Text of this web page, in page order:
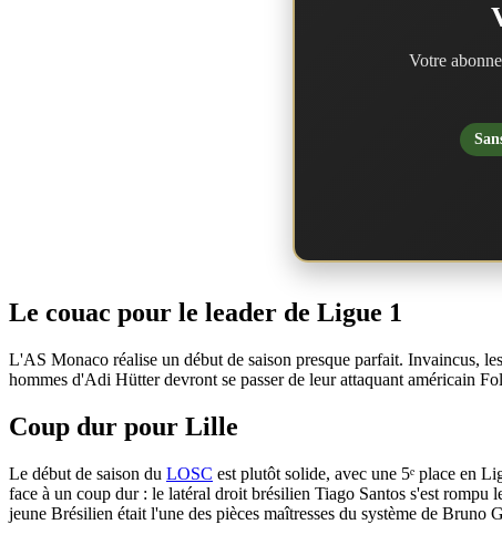
Votre
Le couac pour le leader de Ligue 1
L'AS Monaco réalise un début de saison presque parfait. Invaincus,
hommes d'Adi Hütter devront se passer de leur attaquant américain
Coup dur pour Lille
Le début de saison du LOSC est plutôt solide, avec une 5ᵉ place en
face à un coup dur : le latéral droit brésilien Tiago Santos s'est
jeune Brésilien était l'une des pièces maîtresses du système de Bruno